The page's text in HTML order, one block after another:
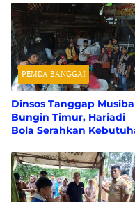
Ganti!”
PEMDA BANGGAI
Dinsos Tanggap
Bungin Timur, Hariadi
Bola Serahkan
Kebakaran